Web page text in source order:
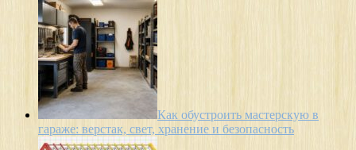
Как обустроить мастерскую в
гараже: верстак, свет, хранение и безопасность